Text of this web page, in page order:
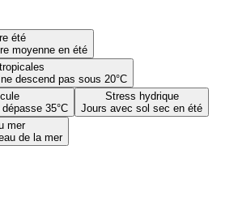
été
moyenne en été
descend pas sous 20°C
35°C
Stress hydrique
Jours avec sol sec en été
mer
de la mer